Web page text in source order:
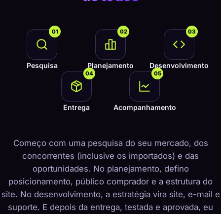
01
Pesquisa
02
Planejamento
03
Desenvolvimento
04
Entrega
05
Acompanhamento
Começo com uma pesquisa do seu mercado, dos
concorrentes (inclusive os importados) e das
oportunidades. No planejamento, defino
posicionamento, público comprador e a estrutura do
site. No desenvolvimento, a estratégia vira site, e-mail e
suporte. E depois da entrega, testada e aprovada, eu